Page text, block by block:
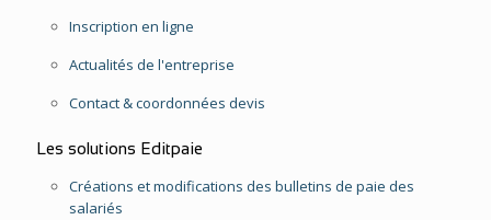
Inscription en ligne
Actualités de l'entreprise
Contact & coordonnées devis
Les solutions Editpaie
Créations et modifications des bulletins de paie des
salariés